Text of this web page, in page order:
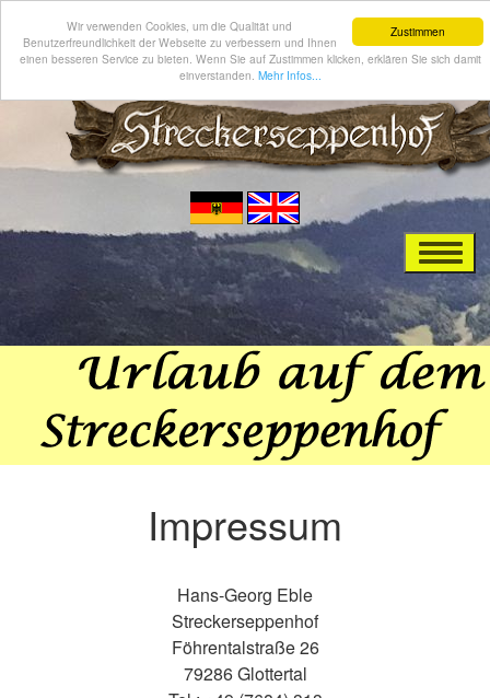
Zustimmen
Wir verwenden Cookies, um die Qualität und
Benutzerfreundlichkeit der Webseite zu verbessern und Ihnen
einen besseren Service zu bieten. Wenn Sie auf Zustimmen klicken, erklären Sie sich damit
einverstanden. Mehr Infos...
Impressum
Hans-Georg Eble
Streckerseppenhof
Föhrentalstraße 26
79286 Glottertal